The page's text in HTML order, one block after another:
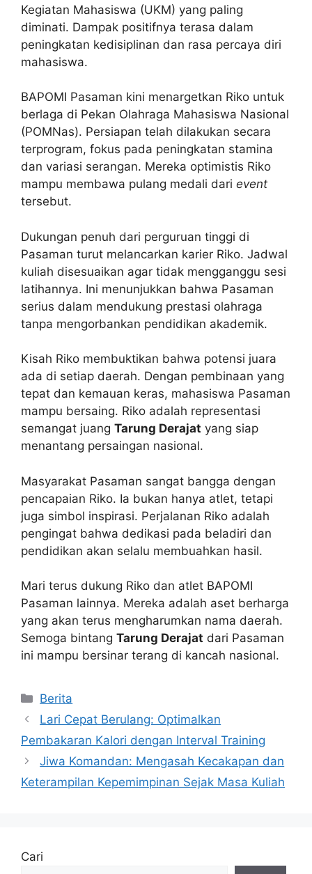
Kegiatan Mahasiswa (UKM) yang paling
diminati. Dampak positifnya terasa dalam
peningkatan kedisiplinan dan rasa percaya diri
mahasiswa.
BAPOMI Pasaman kini menargetkan Riko untuk
berlaga di Pekan Olahraga Mahasiswa Nasional
(POMNas). Persiapan telah dilakukan secara
terprogram, fokus pada peningkatan stamina
dan variasi serangan. Mereka optimistis Riko
mampu membawa pulang medali dari event
tersebut.
Dukungan penuh dari perguruan tinggi di
Pasaman turut melancarkan karier Riko. Jadwal
kuliah disesuaikan agar tidak mengganggu sesi
latihannya. Ini menunjukkan bahwa Pasaman
serius dalam mendukung prestasi olahraga
tanpa mengorbankan pendidikan akademik.
Kisah Riko membuktikan bahwa potensi juara
ada di setiap daerah. Dengan pembinaan yang
tepat dan kemauan keras, mahasiswa Pasaman
mampu bersaing. Riko adalah representasi
semangat juang Tarung Derajat yang siap
menantang persaingan nasional.
Masyarakat Pasaman sangat bangga dengan
pencapaian Riko. Ia bukan hanya atlet, tetapi
juga simbol inspirasi. Perjalanan Riko adalah
pengingat bahwa dedikasi pada beladiri dan
pendidikan akan selalu membuahkan hasil.
Mari terus dukung Riko dan atlet BAPOMI
Pasaman lainnya. Mereka adalah aset berharga
yang akan terus mengharumkan nama daerah.
Semoga bintang Tarung Derajat dari Pasaman
ini mampu bersinar terang di kancah nasional.
Kategori
Berita
Lari Cepat Berulang: Optimalkan
Pembakaran Kalori dengan Interval Training
Jiwa Komandan: Mengasah Kecakapan dan
Keterampilan Kepemimpinan Sejak Masa Kuliah
Cari